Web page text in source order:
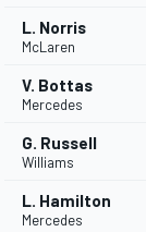
MONOPOSTO
L. Norris
McLaren
V. Bottas
Mercedes
G. Russell
Williams
L. Hamilton
Mercedes